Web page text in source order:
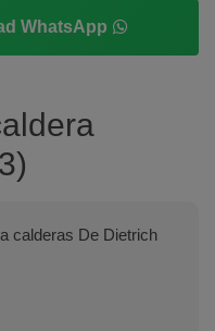
WhatsApp
calderas De Dietrich